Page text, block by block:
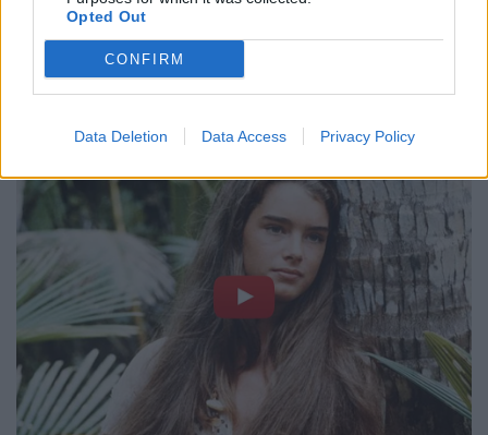
Opted Out
CONFIRM
Data Deletion Data Access Privacy Policy